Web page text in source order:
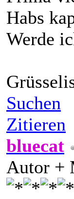
Habs
Werde
Suchen
Zitieren
bluecat
Autor +